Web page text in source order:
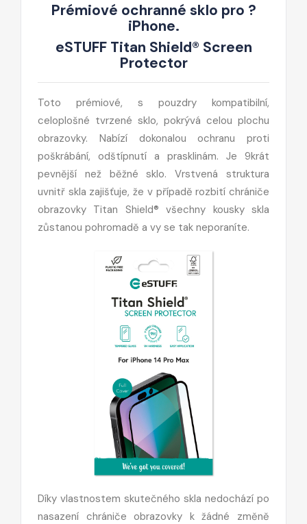
Prémiové ochranné sklo pro ?
iPhone.
eSTUFF Titan Shield® Screen
Protector
Toto prémiové, s pouzdry kompatibilní,
celoplošné tvrzené sklo, pokrývá celou plochu
obrazovky. Nabízí dokonalou ochranu proti
poškrábání, odštípnutí a prasklinám. Je 9krát
pevnější než běžné sklo. Vrstvená struktura
uvnitř skla zajišťuje, že v případě rozbití chrániče
obrazovky Titan Shield® všechny kousky skla
zůstanou pohromadě a vy se tak neporaníte.
Díky vlastnostem skutečného skla nedochází po
nasazení chrániče obrazovky k žádné změně